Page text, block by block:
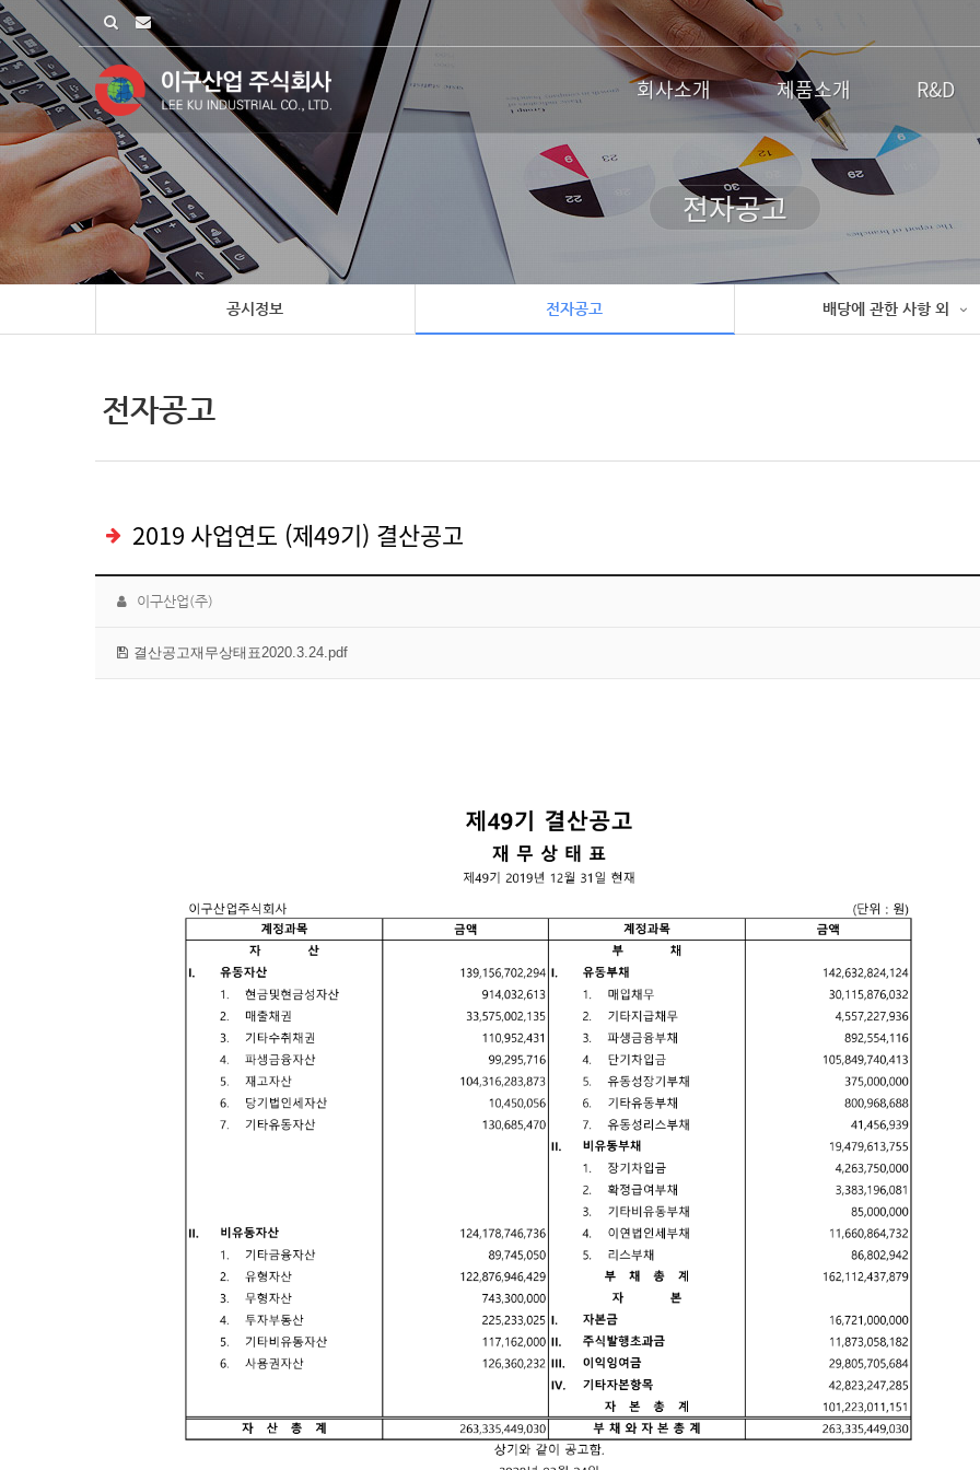
회사소개 제품소개 R&D
전자공고
공시정보 전자공고 배당에 관한 사항 외
전자공고
2019 사업연도 (제49기) 결산공고
이구산업(주)
결산공고재무상태표2020.3.24.pdf